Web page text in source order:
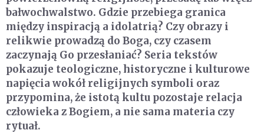
bałwochwalstwo. Gdzie przebiega granica
między inspiracją a idolatrią? Czy obrazy i
relikwie prowadzą do Boga, czy czasem
zaczynają Go przesłaniać? Seria tekstów
pokazuje teologiczne, historyczne i kulturowe
napięcia wokół religijnych symboli oraz
przypomina, że istotą kultu pozostaje relacja
człowieka z Bogiem, a nie sama materia czy
rytuał.